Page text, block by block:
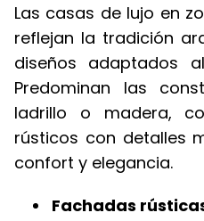
Las casas de lujo en
reflejan la tradición
diseños adaptados
Predominan las
ladrillo o madera,
rústicos con detalles
confort y elegancia.
Fachadas